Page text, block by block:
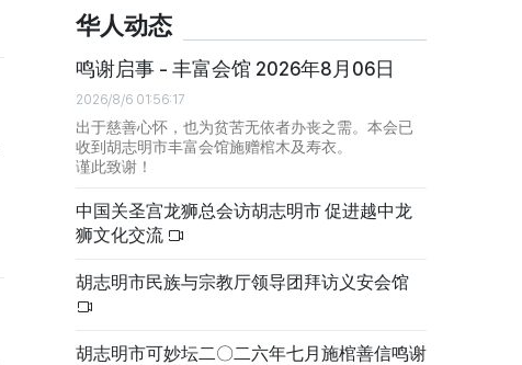
华人动态
鸣谢启事 - 丰富会馆 2026年8月06日
2026/8/6 01:56:17
出于慈善心怀，也为贫苦无依者办丧之需。本会已
收到胡志明市丰富会馆施赠棺木及寿衣。
谨此致谢！
中国关圣宫龙狮总会访胡志明市 促进越中龙
狮文化交流
胡志明市民族与宗教厅领导团拜访义安会馆
胡志明市可妙坛二〇二六年七月施棺善信鸣谢